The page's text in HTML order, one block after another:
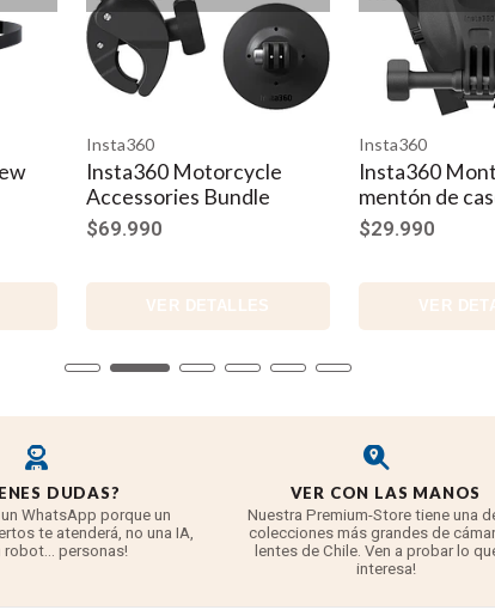
Insta360
Insta360 Motorcycle
Accessories Bundle
$69.990
VER DETALLES
Insta360
Insta360
mentón de
$29.990
VER
DUDAS?
WhatsApp porque un
te atenderá, no una IA,
robot... personas!
VER CON LAS MANOS
Nuestra Premium-Store tiene una
colecciones más grandes de
lentes de Chile. Ven a probar lo
interesa!